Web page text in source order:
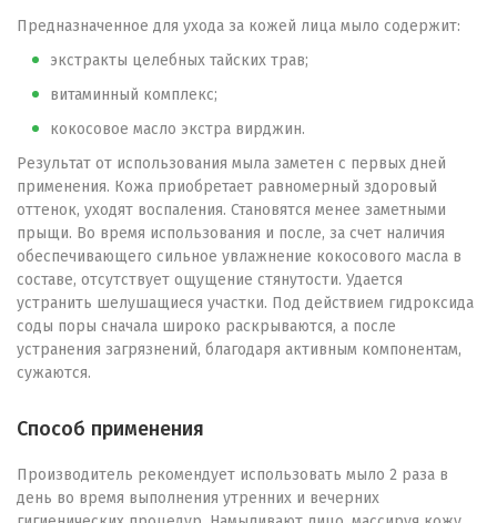
Предназначенное для ухода за кожей лица мыло содержит:
экстракты целебных тайских трав;
витаминный комплекс;
кокосовое масло экстра вирджин.
Результат от использования мыла заметен с первых дней
применения. Кожа приобретает равномерный здоровый
оттенок, уходят воспаления. Становятся менее заметными
прыщи. Во время использования и после, за счет наличия
обеспечивающего сильное увлажнение кокосового масла в
составе, отсутствует ощущение стянутости. Удается
устранить шелушащиеся участки. Под действием гидроксида
соды поры сначала широко раскрываются, а после
устранения загрязнений, благодаря активным компонентам,
сужаются.
Способ применения
Производитель рекомендует использовать мыло 2 раза в
день во время выполнения утренних и вечерних